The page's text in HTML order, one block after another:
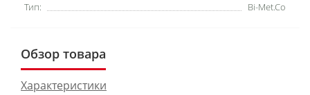
Тип:
Bi-Met.Co
Обзор товара
Характеристики